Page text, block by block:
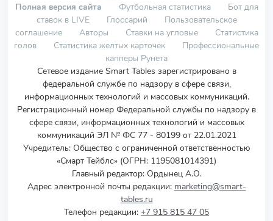
Полная версия сайта Футбольная статистика
Бот для
ставок в LIVE
Глоссарий
Пользовательское
соглашение
Авторы Ставки на угловые
Статистика
голов
Статистика желтых карточек
Профессиональные
капперы Рунета
Сетевое издание Smart Tables зарегистрировано в
федеральной службе по надзору в сфере связи,
информационных технологий и массовых коммуникаций.
Регистрационный номер Федеральной службы по надзору в
сфере связи, информационных технологий и массовых
коммуникаций ЭЛ № ФС 77 - 80199 от 22.01.2021
Учредитель: Общество с ограниченной ответственностью
«Смарт Тейблс» (ОГРН: 1195081014391)
Главный редактор: Ордынец А.О.
Адрес электронной почты редакции: marketing@smart-
tables.ru
Телефон редакции: +7 915 815 47 05